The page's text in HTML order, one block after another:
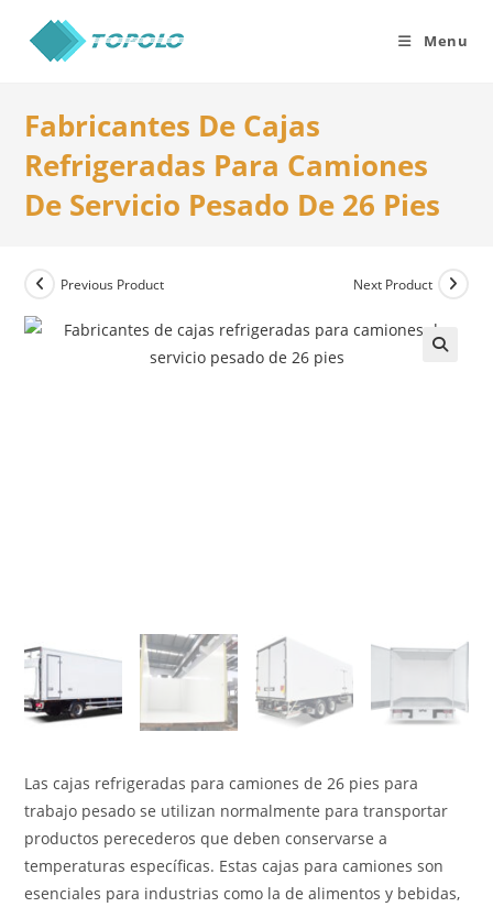
content
Menu
Fabricantes De Cajas
Refrigeradas Para Camiones
De Servicio Pesado De 26 Pies
Previous Product Next Product
Las cajas refrigeradas para camiones de 26 pies para
trabajo pesado se utilizan normalmente para transportar
productos perecederos que deben conservarse a
temperaturas específicas. Estas cajas para camiones son
esenciales para industrias como la de alimentos y bebidas,